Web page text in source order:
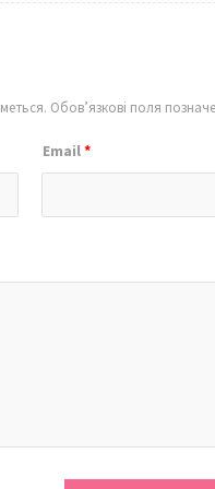
Обов’язкові поля
Email*